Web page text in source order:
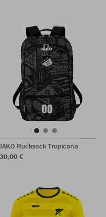
JAKO Rucksack Tropicana
30,00 €